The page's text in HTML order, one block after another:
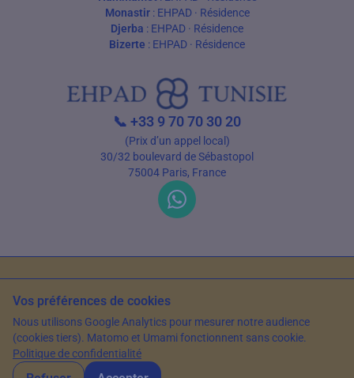
Monastir: EHPAD· Résidence
Djerba : EHPAD · Résidence
Bizerte : EHPAD · Résidence
📞 +33 9 70 70 30 20
(Prix d’un appel local)
30/32 boulevard de Sébastopol
75004 Paris, France
© 2026 EHPAD Tunisie — Tous droits réservés
Article rédigé par Farès Bouslama, Président de SILVER RESORTS— Mis à jour
le8 janvier 2024
Vos préférences de cookies
Nous utilisons Google Analytics pour mesurer notre audience
(cookies tiers). Matomo et Umami fonctionnent sans cookie.
Politique de confidentialité